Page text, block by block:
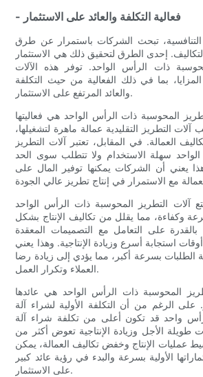
- فعالية التكلفة والعائد على الاستثمار
تبحث الشركات باستمرار عن طرق
إحدى الطرق لتحقيق ذلك هي الاستثمار
ذات الرأس الواحد. توفر هذه الآلات
بما في ذلك الفعالية من حيث التكلفة
والعائد المرتفع على الاستثمار.
المحوسبة ذات الرأس الواحد هي فعاليتها
التطريز التقليدية عمالة ماهرة لتشغيلها،
العمالة. في المقابل، تعتبر آلات التطريز
سهلة الاستخدام ولا تتطلب سوى الحد
يعني أن الشركات يمكنها توفير المال على
آلات التطريز المحوسبة ذات الرأس الواحد
وكفاءة، مما يقلل من تكاليف الإنتاج بشكل
بالقدرة على التعامل مع التصميمات المعقدة
استجابة أسرع وزيادة الإنتاجية. وهذا يعني
الطلبات بسرعة أكبر، مما يؤدي إلى زيادة رضا
العملاء وتكرار العمل.
المحوسبة ذات الرأس الواحد هي عائدها
على الرغم من أن التكلفة الأولية لشراء آلة
واحد قد تكون أعلى من تكلفة شراء آلة
طويلة الأجل وزيادة الإنتاجية تعوض أكثر من
عمليات الإنتاج وخفض تكاليف العمالة، يمكن
الأولية بسرعة والبدء في رؤية عائد كبير
على الاستثمار.